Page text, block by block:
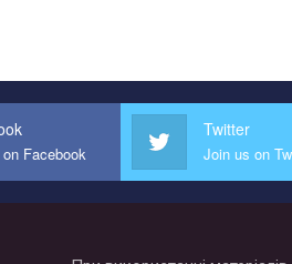
Facebook
Twitter
Join us on